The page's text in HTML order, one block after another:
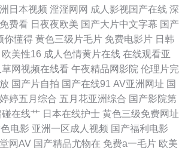
花精选 中日韩欧成人网址 av性爱在线观看 国产精
91成人区 豆花社区在线观看 精品欧美乱码 欧美成
91视频草草 超碰在线青草97 黄色欧美网站 日本a∨
产一区二区久久 在线观看国产成年 AV福利色站导航
韩黑料 深夜福利影院 91a视频在线 www99热 欧美
日本视频 淫淫网网 成人影视国产在线 深
费看 日夜夜欧美 国产大片中文字幕 国产
你懂得 黄色三级片毛片 免费电影片 日韩
欧美性16 成人色情黄片在线 在线观看亚
草网视频在线看 午夜精品网影院 伦理片完
国产片自拍 国产在线91 AV亚洲网址 国
婷五月综合 五月花亚洲综合 国产影院第
碰在线艹 日本在线护士 黄色三级免费网址
电影 亚洲一区成人视频 国产福利电影
网AV 国产精品尤物在 免费a一毛片 欧美